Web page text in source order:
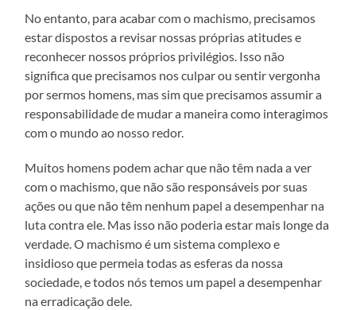
No entanto, para acabar com o machismo, precisamos
estar dispostos a revisar nossas próprias atitudes e
reconhecer nossos próprios privilégios. Isso não
significa que precisamos nos culpar ou sentir vergonha
por sermos homens, mas sim que precisamos assumir a
responsabilidade de mudar a maneira como interagimos
com o mundo ao nosso redor.
Muitos homens podem achar que não têm nada a ver
com o machismo, que não são responsáveis por suas
ações ou que não têm nenhum papel a desempenhar na
luta contra ele. Mas isso não poderia estar mais longe da
verdade. O machismo é um sistema complexo e
insidioso que permeia todas as esferas da nossa
sociedade, e todos nós temos um papel a desempenhar
na erradicação dele.